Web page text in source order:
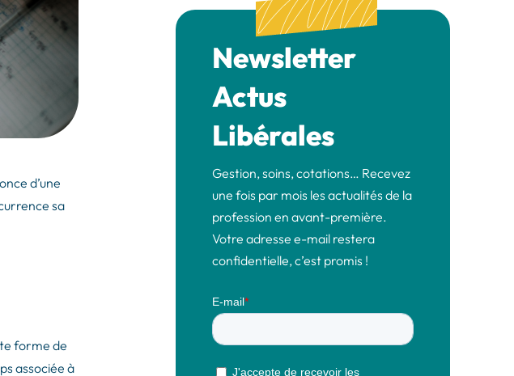
d’une
sa
forme de
associée à
Newsletter
Actus
Libérales
Gestion, soins, cotations… Recevez
une fois par mois les actualités de la
profession en avant-première.
Votre adresse e-mail restera
confidentielle, c’est promis !